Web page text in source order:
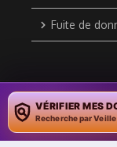
Fuite de
Copyright ©
VÉRIFIER MES
Recherche par
•